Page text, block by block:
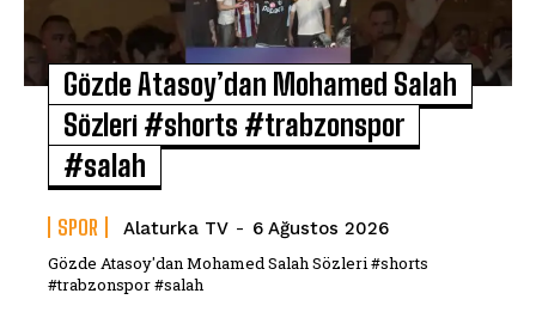
Gözde Atasoy’dan Mohamed Salah
Sözleri #shorts #trabzonspor
#salah
SPOR Alaturka TV - 6 Ağustos 2026
Gözde Atasoy'dan Mohamed Salah Sözleri #shorts
#trabzonspor #salah